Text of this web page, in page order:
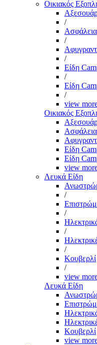
Οικιακός
/
Ασφάλεια
/
/
Είδη
/
Είδη
/
view
Οικιακός
Ασφάλεια
Είδη
Είδη
view
Λευκά Είδη
/
/
/
/
Κουβερλί
/
view
Λευκά Είδη
Κουβερλί
view